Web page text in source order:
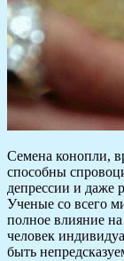
Семена конопли,
способны
депрессии и даже
Ученые со всего
полное влияние
человек
быть